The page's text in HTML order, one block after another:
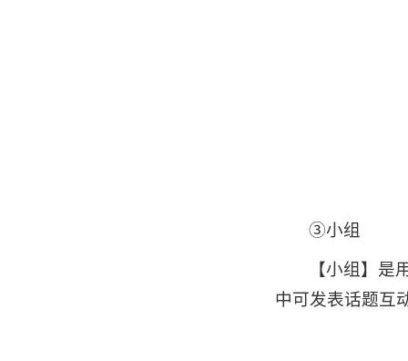
③小组
【小组】
中可发表话题互